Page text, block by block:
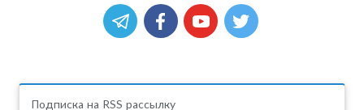
Подписка на RSS рассылку